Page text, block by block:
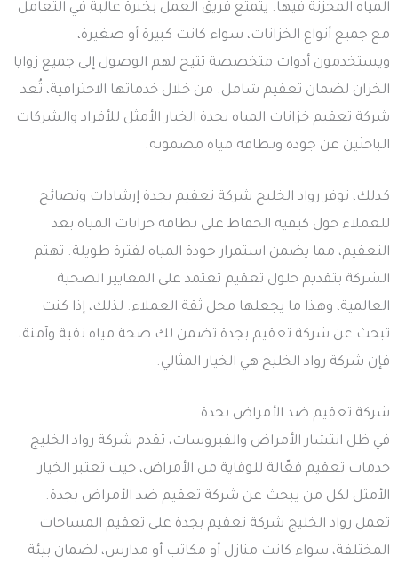
المياه المخزنة فيها. يتمتع فريق العمل بخبرة عالية في التعامل
مع جميع أنواع الخزانات، سواء كانت كبيرة أو صغيرة،
ويستخدمون أدوات متخصصة تتيح لهم الوصول إلى جميع زوايا
الخزان لضمان تعقيم شامل. من خلال خدماتها الاحترافية، تُعد
شركة تعقيم خزانات المياه بجدة الخيار الأمثل للأفراد والشركات
الباحثين عن جودة ونظافة مياه مضمونة.
كذلك، توفر رواد الخليج شركة تعقيم بجدة إرشادات ونصائح
للعملاء حول كيفية الحفاظ على نظافة خزانات المياه بعد
التعقيم، مما يضمن استمرار جودة المياه لفترة طويلة. تهتم
الشركة بتقديم حلول تعقيم تعتمد على المعايير الصحية
العالمية، وهذا ما يجعلها محل ثقة العملاء. لذلك، إذا كنت
تبحث عن شركة تعقيم بجدة تضمن لك صحة مياه نقية وآمنة،
فإن شركة رواد الخليج هي الخيار المثالي.
شركة تعقيم ضد الأمراض بجدة
في ظل انتشار الأمراض والفيروسات، تقدم شركة رواد الخليج
خدمات تعقيم فعّالة للوقاية من الأمراض، حيث تعتبر الخيار
الأمثل لكل من يبحث عن شركة تعقيم ضد الأمراض بجدة.
تعمل رواد الخليج شركة تعقيم بجدة على تعقيم المساحات
المختلفة، سواء كانت منازل أو مكاتب أو مدارس، لضمان بيئة